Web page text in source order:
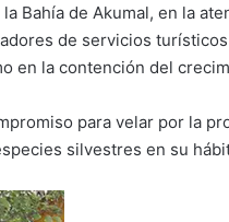
Bahía de Akumal, en la
de servicios
en la contención del
para velar por la
silvestres en su